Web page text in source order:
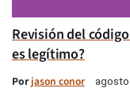
Revisión del
es legítimo?
Porjason conor